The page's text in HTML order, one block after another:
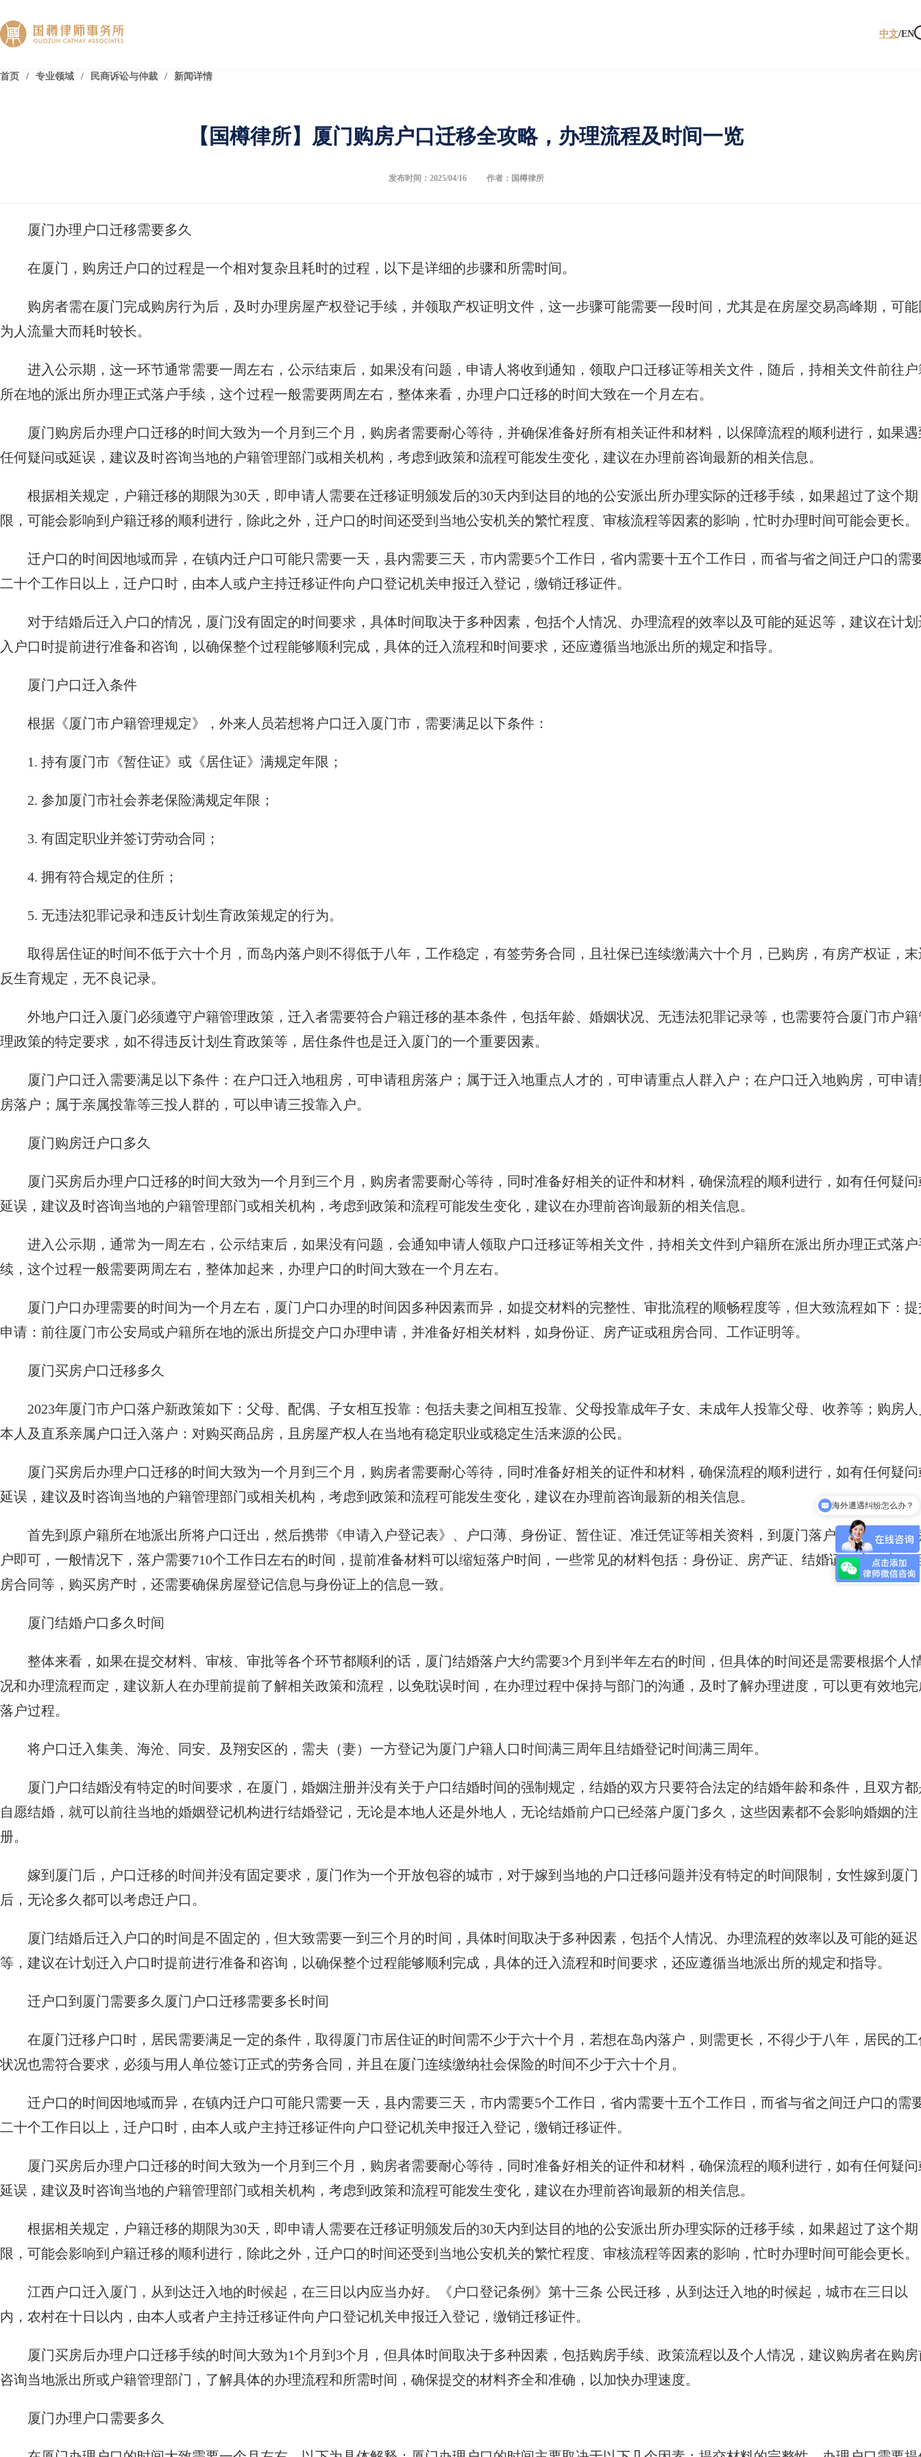
中文/EN
首页 / 专业领域 / 民商诉讼与仲裁 / 新闻详情
【国樽律所】厦门购房户口迁移全攻略，办理流程及时间一览
发布时间：2025/04/16 作者：国樽律所
厦门办理户口迁移需要多久
在厦门，购房迁户口的过程是一个相对复杂且耗时的过程，以下是详细的步骤和所需时间。
购房者需在厦门完成购房行为后，及时办理房屋产权登记手续，并领取产权证明文件，这一步骤可能需要一段时间，尤其是在房屋交易高峰期，可能
为人流量大而耗时较长。
进入公示期，这一环节通常需要一周左右，公示结束后，如果没有问题，申请人将收到通知，领取户口迁移证等相关文件，随后，持相关文件前往户
所在地的派出所办理正式落户手续，这个过程一般需要两周左右，整体来看，办理户口迁移的时间大致在一个月左右。
厦门购房后办理户口迁移的时间大致为一个月到三个月，购房者需要耐心等待，并确保准备好所有相关证件和材料，以保障流程的顺利进行，如果遇
任何疑问或延误，建议及时咨询当地的户籍管理部门或相关机构，考虑到政策和流程可能发生变化，建议在办理前咨询最新的相关信息。
根据相关规定，户籍迁移的期限为30天，即申请人需要在迁移证明颁发后的30天内到达目的地的公安派出所办理实际的迁移手续，如果超过了这个期
限，可能会影响到户籍迁移的顺利进行，除此之外，迁户口的时间还受到当地公安机关的繁忙程度、审核流程等因素的影响，忙时办理时间可能会更长。
迁户口的时间因地域而异，在镇内迁户口可能只需要一天，县内需要三天，市内需要5个工作日，省内需要十五个工作日，而省与省之间迁户口的需
二十个工作日以上，迁户口时，由本人或户主持迁移证件向户口登记机关申报迁入登记，缴销迁移证件。
对于结婚后迁入户口的情况，厦门没有固定的时间要求，具体时间取决于多种因素，包括个人情况、办理流程的效率以及可能的延迟等，建议在计划
入户口时提前进行准备和咨询，以确保整个过程能够顺利完成，具体的迁入流程和时间要求，还应遵循当地派出所的规定和指导。
厦门户口迁入条件
根据《厦门市户籍管理规定》，外来人员若想将户口迁入厦门市，需要满足以下条件：
1. 持有厦门市《暂住证》或《居住证》满规定年限；
2. 参加厦门市社会养老保险满规定年限；
3. 有固定职业并签订劳动合同；
4. 拥有符合规定的住所；
5. 无违法犯罪记录和违反计划生育政策规定的行为。
取得居住证的时间不低于六十个月，而岛内落户则不得低于八年，工作稳定，有签劳务合同，且社保已连续缴满六十个月，已购房，有房产权证，末
反生育规定，无不良记录。
外地户口迁入厦门必须遵守户籍管理政策，迁入者需要符合户籍迁移的基本条件，包括年龄、婚姻状况、无违法犯罪记录等，也需要符合厦门市户籍
理政策的特定要求，如不得违反计划生育政策等，居住条件也是迁入厦门的一个重要因素。
厦门户口迁入需要满足以下条件：在户口迁入地租房，可申请租房落户；属于迁入地重点人才的，可申请重点人群入户；在户口迁入地购房，可申请
房落户；属于亲属投靠等三投人群的，可以申请三投靠入户。
厦门购房迁户口多久
厦门买房后办理户口迁移的时间大致为一个月到三个月，购房者需要耐心等待，同时准备好相关的证件和材料，确保流程的顺利进行，如有任何疑问
延误，建议及时咨询当地的户籍管理部门或相关机构，考虑到政策和流程可能发生变化，建议在办理前咨询最新的相关信息。
进入公示期，通常为一周左右，公示结束后，如果没有问题，会通知申请人领取户口迁移证等相关文件，持相关文件到户籍所在派出所办理正式落户
续，这个过程一般需要两周左右，整体加起来，办理户口的时间大致在一个月左右。
厦门户口办理需要的时间为一个月左右，厦门户口办理的时间因多种因素而异，如提交材料的完整性、审批流程的顺畅程度等，但大致流程如下：提
申请：前往厦门市公安局或户籍所在地的派出所提交户口办理申请，并准备好相关材料，如身份证、房产证或租房合同、工作证明等。
厦门买房户口迁移多久
2023年厦门市户口落户新政策如下：父母、配偶、子女相互投靠：包括夫妻之间相互投靠、父母投靠成年子女、未成年人投靠父母、收养等；购房人
本人及直系亲属户口迁入落户：对购买商品房，且房屋产权人在当地有稳定职业或稳定生活来源的公民。
厦门买房后办理户口迁移的时间大致为一个月到三个月，购房者需要耐心等待，同时准备好相关的证件和材料，确保流程的顺利进行，如有任何疑问
延误，建议及时咨询当地的户籍管理部门或相关机构，考虑到政策和流程可能发生变化，建议在办理前咨询最新的相关信息。
首先到原户籍所在地派出所将户口迁出，然后携带《申请入户登记表》、户口薄、身份证、暂住证、准迁凭证等相关资料，到厦门落户地派出所办理
户即可，一般情况下，落户需要710个工作日左右的时间，提前准备材料可以缩短落户时间，一些常见的材料包括：身份证、房产证、结婚证、户口本、
房合同等，购买房产时，还需要确保房屋登记信息与身份证上的信息一致。
厦门结婚户口多久时间
整体来看，如果在提交材料、审核、审批等各个环节都顺利的话，厦门结婚落户大约需要3个月到半年左右的时间，但具体的时间还是需要根据个人
况和办理流程而定，建议新人在办理前提前了解相关政策和流程，以免耽误时间，在办理过程中保持与部门的沟通，及时了解办理进度，可以更有效地完
落户过程。
将户口迁入集美、海沧、同安、及翔安区的，需夫（妻）一方登记为厦门户籍人口时间满三周年且结婚登记时间满三周年。
厦门户口结婚没有特定的时间要求，在厦门，婚姻注册并没有关于户口结婚时间的强制规定，结婚的双方只要符合法定的结婚年龄和条件，且双方都
自愿结婚，就可以前往当地的婚姻登记机构进行结婚登记，无论是本地人还是外地人，无论结婚前户口已经落户厦门多久，这些因素都不会影响婚姻的注
册。
嫁到厦门后，户口迁移的时间并没有固定要求，厦门作为一个开放包容的城市，对于嫁到当地的户口迁移问题并没有特定的时间限制，女性嫁到厦门
后，无论多久都可以考虑迁户口。
厦门结婚后迁入户口的时间是不固定的，但大致需要一到三个月的时间，具体时间取决于多种因素，包括个人情况、办理流程的效率以及可能的延迟
等，建议在计划迁入户口时提前进行准备和咨询，以确保整个过程能够顺利完成，具体的迁入流程和时间要求，还应遵循当地派出所的规定和指导。
迁户口到厦门需要多久厦门户口迁移需要多长时间
在厦门迁移户口时，居民需要满足一定的条件，取得厦门市居住证的时间需不少于六十个月，若想在岛内落户，则需更长，不得少于八年，居民的工
状况也需符合要求，必须与用人单位签订正式的劳务合同，并且在厦门连续缴纳社会保险的时间不少于六十个月。
迁户口的时间因地域而异，在镇内迁户口可能只需要一天，县内需要三天，市内需要5个工作日，省内需要十五个工作日，而省与省之间迁户口的需
二十个工作日以上，迁户口时，由本人或户主持迁移证件向户口登记机关申报迁入登记，缴销迁移证件。
厦门买房后办理户口迁移的时间大致为一个月到三个月，购房者需要耐心等待，同时准备好相关的证件和材料，确保流程的顺利进行，如有任何疑问
延误，建议及时咨询当地的户籍管理部门或相关机构，考虑到政策和流程可能发生变化，建议在办理前咨询最新的相关信息。
根据相关规定，户籍迁移的期限为30天，即申请人需要在迁移证明颁发后的30天内到达目的地的公安派出所办理实际的迁移手续，如果超过了这个期
限，可能会影响到户籍迁移的顺利进行，除此之外，迁户口的时间还受到当地公安机关的繁忙程度、审核流程等因素的影响，忙时办理时间可能会更长。
江西户口迁入厦门，从到达迁入地的时候起，在三日以内应当‍办好。《户口登记条例》第十三条 公民迁移，从到达迁入地的时候起，城市在三日以
内，农村在十日以内，由本人或者户主持迁移证件向户口登记机关申报迁入登记，缴销迁移证件。
厦门买房后办理户口迁移手续的时间大致为1个月到3个月，但具体时间取决于多种因素，包括购房手续、政策流程以及个人情况，建议购房者在购房
咨询当地派出所或户籍管理部门，了解具体的办理流程和所需时间，确保提交的材料齐全和准确，以加快办理速度。
厦门办理户口需要多久
海外遭遇纠纷怎么办？
请涉外律师需要多少费用？